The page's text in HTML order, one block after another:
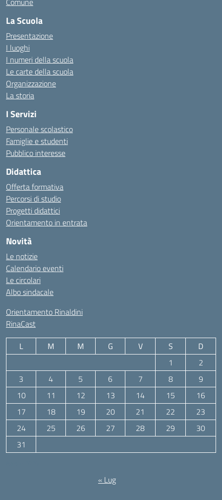
La Scuola
Presentazione
I luoghi
I numeri della scuola
Le carte della scuola
Organizzazione
La storia
I Servizi
Personale scolastico
Famiglie e studenti
Pubblico interesse
Didattica
Offerta formativa
Percorsi di studio
Progetti didattici
Orientamento in entrata
Novità
Le notizie
Calendario eventi
Le circolari
Albo sindacale
Orientamento Rinaldini
RinaCast
L M M G V S
D
1
2
3
4 5 6 7 8
9
10
11 12 13 14 15
16
17
18 19 20 21 22
23
24
25 26 27 28 29
30
31
« Lug